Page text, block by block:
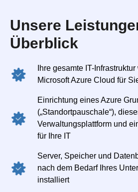
Unsere
Überblick
Ihre gesamte IT-
Microsoft Azure Cloud für
Einrichtung eines Azure
(„Standortpauschale“),
Verwaltungsplattform und
für Ihre IT
Server, Speicher und
nach dem Bedarf Ihres
installiert